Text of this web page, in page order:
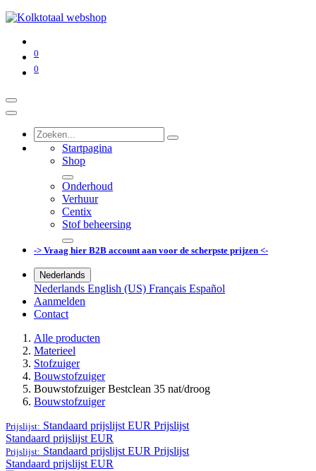
0
0
Startpagina
Shop
Onderhoud
Verhuur
Centix
Stof beheersing
-> Vraag hier B2B account aan voor de scherpste prijzen <-
Nederlands
Nederlands English (US) Français Español
Aanmelden
Contact
Alle producten
Materieel
Stofzuiger
Bouwstofzuiger
Bouwstofzuiger Bestclean 35 nat/droog
Bouwstofzuiger
Prijslijst: Standaard prijslijst EUR Prijslijst
Standaard prijslijst EUR
Prijslijst: Standaard prijslijst EUR Prijslijst
Standaard prijslijst EUR